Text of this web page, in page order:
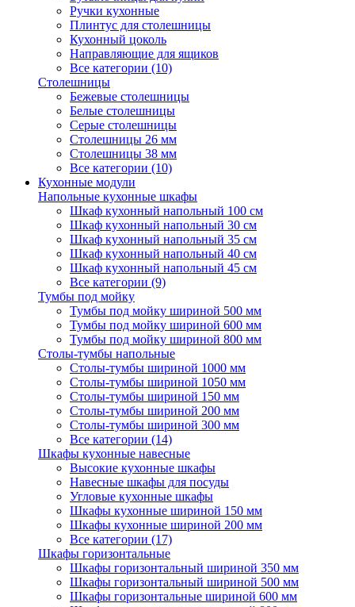
Ручки кухонные
Плинтус для столешницы
Кухонный цоколь
Направляющие для ящиков
Все категории (10)
Столешницы
Бежевые столешницы
Белые столешницы
Серые столешницы
Столешницы 26 мм
Столешницы 38 мм
Все категории (10)
Кухонные модули
Напольные кухонные шкафы
Шкаф кухонный напольный 100 см
Шкаф кухонный напольный 30 см
Шкаф кухонный напольный 35 см
Шкаф кухонный напольный 40 см
Шкаф кухонный напольный 45 см
Все категории (9)
Тумбы под мойку
Тумбы под мойку шириной 500 мм
Тумбы под мойку шириной 600 мм
Тумбы под мойку шириной 800 мм
Столы-тумбы напольные
Столы-тумбы шириной 1000 мм
Столы-тумбы шириной 1050 мм
Столы-тумбы шириной 150 мм
Столы-тумбы шириной 200 мм
Столы-тумбы шириной 300 мм
Все категории (14)
Шкафы кухонные навесные
Высокие кухонные шкафы
Навесные шкафы для посуды
Угловые кухонные шкафы
Шкафы кухонные шириной 150 мм
Шкафы кухонные шириной 200 мм
Все категории (17)
Шкафы горизонтальные
Шкафы горизонтальный шириной 350 мм
Шкафы горизонтальный шириной 500 мм
Шкафы горизонтальные шириной 600 мм